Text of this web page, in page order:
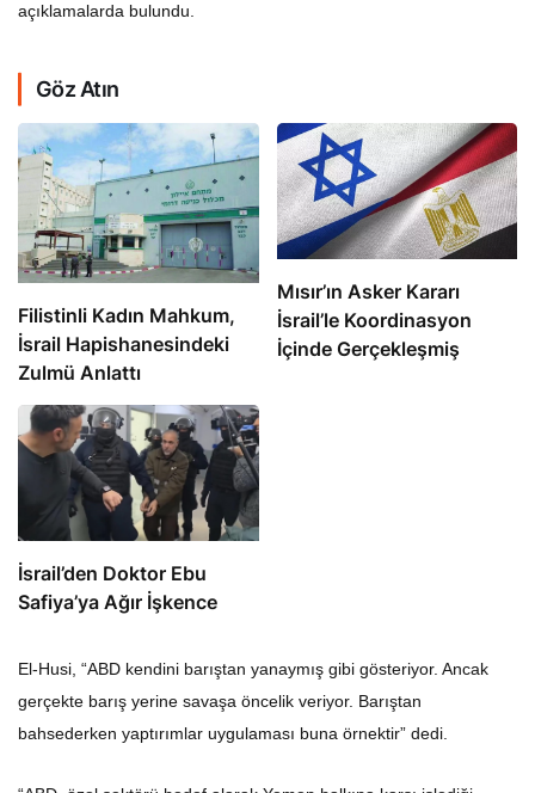
açıklamalarda bulundu.
Göz Atın
Filistinli Kadın Mahkum,
İsrail Hapishanesindeki
Zulmü Anlattı
Mısır’ın Asker Kararı
İsrail’le Koordinasyon
İçinde Gerçekleşmiş
İsrail’den Doktor Ebu
Safiya’ya Ağır İşkence
El-Husi, “ABD kendini barıştan yanaymış gibi gösteriyor. Ancak
gerçekte barış yerine savaşa öncelik veriyor. Barıştan
bahsederken yaptırımlar uygulaması buna örnektir” dedi.